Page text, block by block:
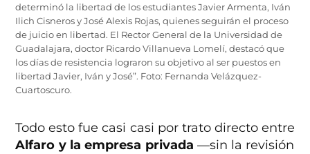
determinó la libertad de los estudiantes Javier Armenta, Iván
Ilich Cisneros y José Alexis Rojas, quienes seguirán el proceso
de juicio en libertad. El Rector General de la Universidad de
Guadalajara, doctor Ricardo Villanueva Lomelí, destacó que
los días de resistencia lograron su objetivo al ser puestos en
libertad Javier, Iván y José”. Foto: Fernanda Velázquez-
Cuartoscuro.
Todo esto fue casi casi por trato directo entre
Alfaro y la empresa privada —sin la revisión